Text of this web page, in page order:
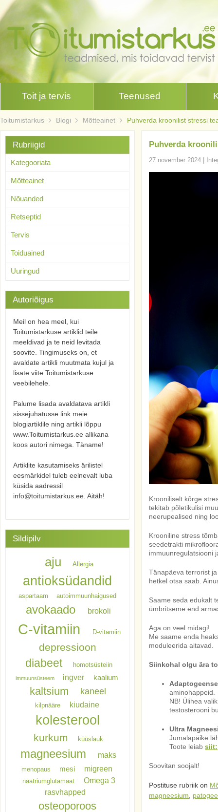
Toit ja tervis Teenused
Toitumistarkus Blogi Mõtteainet Puhverda kroonilist stressi
Puhverda
27 november 2024
Krooniliselt kõrge
tekitab põletikulisi
neerupealised ning
Krooniline stress
seedetrakti
immuunregulatsiooni
Tänapäeva terrorist
hetkel otsa saab.
Saame seda edukalt
ümbritseme end
Aga on veel midagi!
Me saame enda
moduleerida aitavad.
Siinkohal olgu ära
aminohappeid.
NB! Ülihea
testosterooni
Ultra
Jumalapäike
Toote leiab siit:
Soovitan soojalt!
Postituse rubriik on
magneesium
Rubriigid
Kategooriata
Mõtteainet
Nõuanded
Retseptid
Tervis
Toiduained
Uuringud
Autoriõigus
Meil on hea meel, kui
Toitumistarkuse artiklid teile
meeldivad ja te neid levitada
soovite. Tingimuseks on, et
avaldate artikli muutmata kujul ja
lisate viite Toitumistarkuse
veebilehele.
Palume lisada avaldatava artikli
sissejuhatusse link meie
blogiartiklile ning artikli lõppu
www.Toitumistarkus.ee allikana
koos autori nimega. Täname!
Artiklite kasutamiseks ärilistel
eesmärkidel tuleb eelnevalt luba
küsida aadressil
info@toitumistarkus.ee. Aitäh!
Sildipilv
aju Allergia
antioksüdandid
aspartaam autoimmuunhaigused
avokaado brokoli
C-vitamiin D-vitamiin
depressioon
diabeet homotsüsteiin
immuunsüsteem ingver kaalium
kaltsium kaneel
kilpnääre kiudaine
kolesterool
kurkum küüslauk
magneesium maks
menopaus mesi migreen
naatriumglutamaat
Omega 3
rasvhapped
osteoporoos